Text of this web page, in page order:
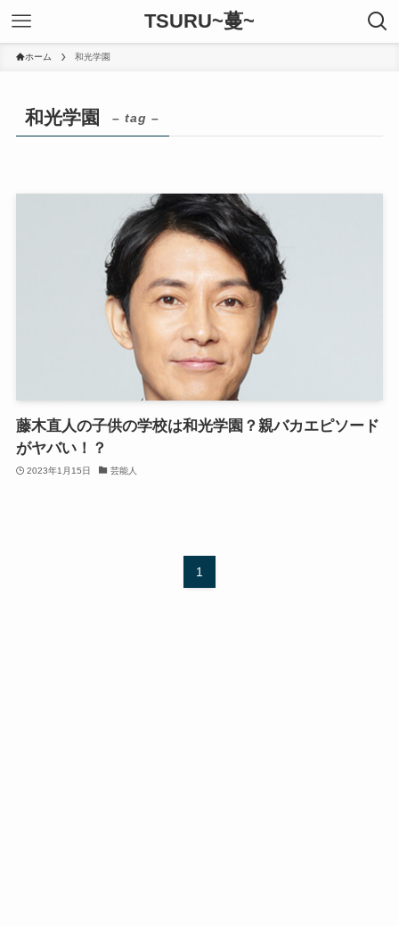
TSURU~蔓~
ホーム 和光学園
和光学園 – tag –
藤木直人の子供の学校は和光学園？親バカエピソード
がヤバい！？
2023年1月15日 芸能人
1